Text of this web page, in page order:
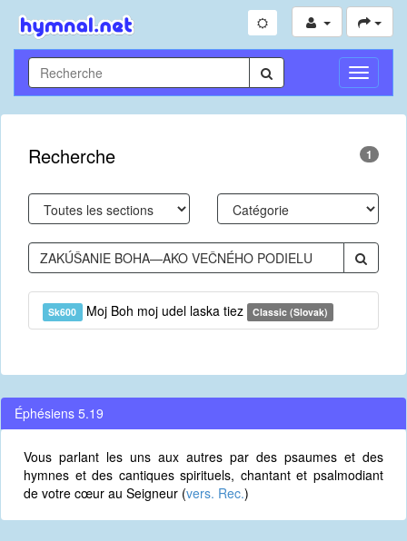
Toggle
Recherche 1
Sk600 Moj Boh moj udel laska tiez Classic (Slovak)
Éphésiens 5.19
Vous parlant les uns aux autres par des psaumes et des
hymnes et des cantiques spirituels, chantant et psalmodiant
de votre cœur au Seigneur (vers. Rec.)